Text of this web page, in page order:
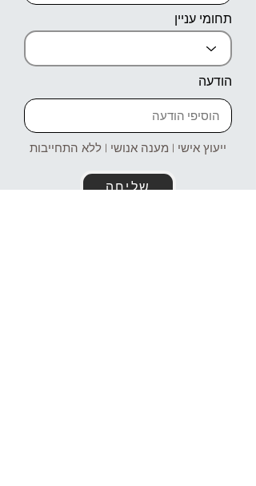
תחומי עניין
הודעה
ייעוץ אישי | מענה אנושי | ללא התחייבות
שליחה